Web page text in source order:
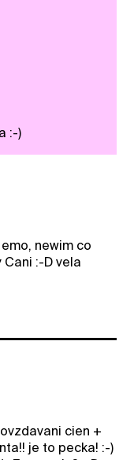
:-)
newim co
:-D vela
cien +
je to pecka! :-)